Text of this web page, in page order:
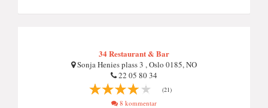
34 Restaurant & Bar
Sonja Henies plass 3 , Oslo 0185, NO
22 05 80 34
(21)
8 kommentar